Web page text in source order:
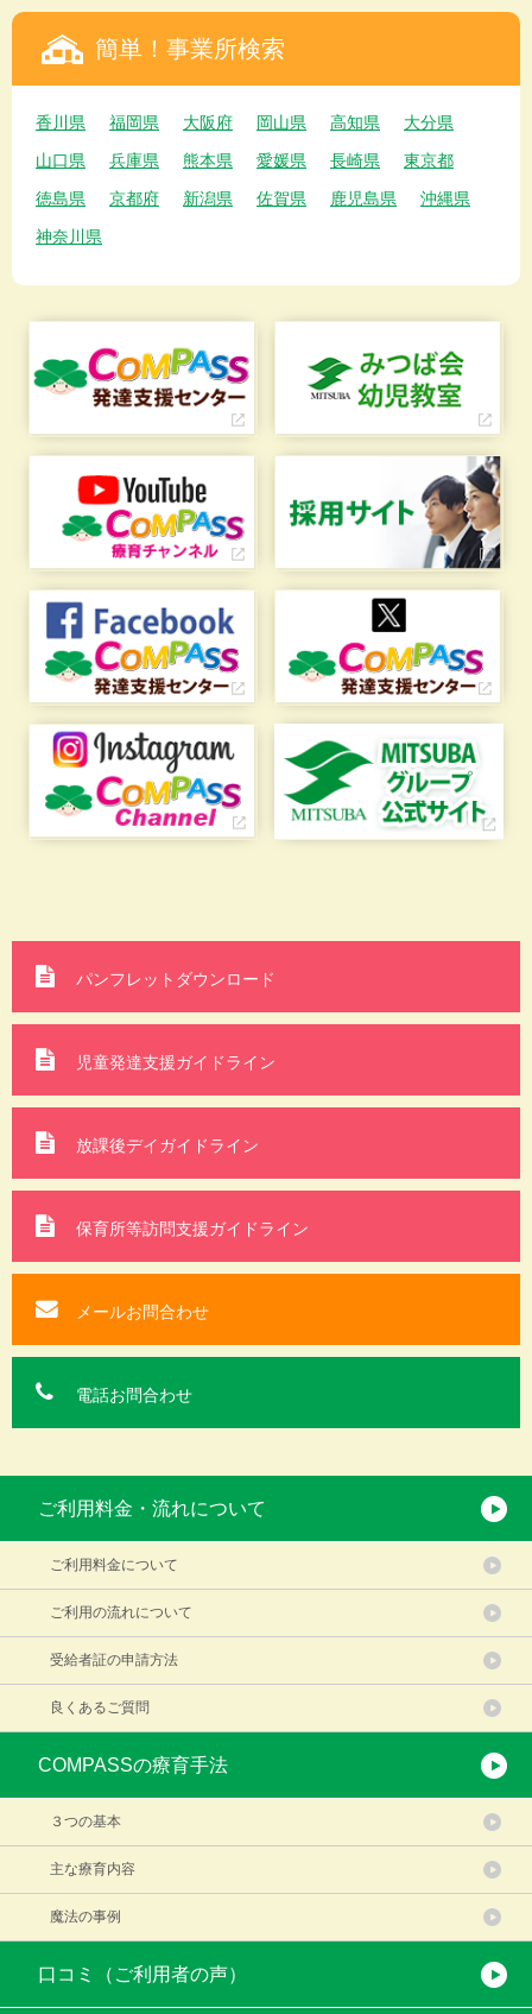
簡単！事業所検索
香川県 福岡県 大阪府 岡山県 高知県
大分県
山口県
兵庫県 熊本県 愛媛県 長崎県
東京都
徳島県
京都府 新潟県 佐賀県 鹿児島県
沖縄県
神奈川県
ご利用料金・流れについて
ご利用料金について
ご利用の流れについて
受給者証の申請方法
良くあるご質問
COMPASSの療育手法
３つの基本
主な療育内容
魔法の事例
口コミ（ご利用者の声）
パンフレットダウンロード
児童発達支援ガイドライン
放課後デイガイドライン
保育所等訪問支援ガイドライン
メールお問合わせ
電話お問合わせ